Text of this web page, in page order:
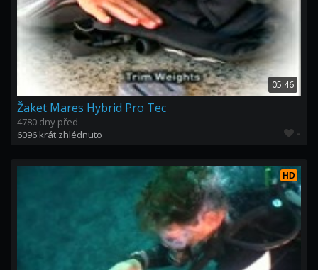
05:46
Žaket Mares Hybrid Pro Tec
4780 dny před
6096 krát zhlédnuto
-
HD